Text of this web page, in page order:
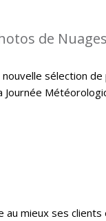
de
sélection
Journée
au mieux ses